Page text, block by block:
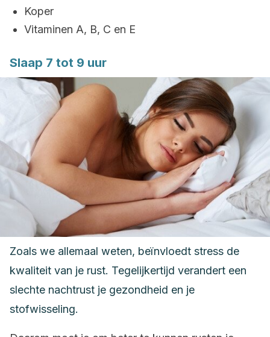
Koper
Vitaminen A, B, C en E
Slaap 7 tot 9 uur
Zoals we allemaal weten, beïnvloedt stress de
kwaliteit van je rust. Tegelijkertijd verandert een
slechte nachtrust je gezondheid en je
stofwisseling.